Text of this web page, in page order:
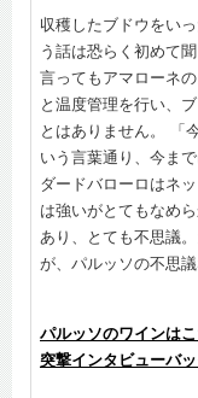
収穫したブドウをい
う話は恐らく初めて
言ってもアマローネ
と温度管理を行い、
とはありません。 「
いう言葉通り、今ま
ダードバローロはネ
は強いがとてもなめ
あり、とても不思議
が、パルッソの不思
パルッソのワインは
突撃インタビューバ